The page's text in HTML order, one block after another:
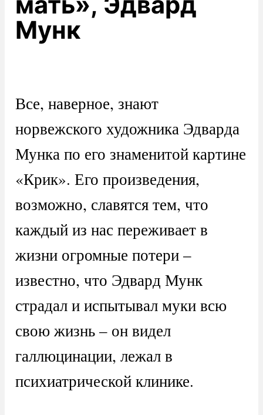
Мунк
Все, наверное, знают
норвежского художника Эдварда
Мунка по его знаменитой картине
«Крик». Его произведения,
возможно, славятся тем, что
каждый из нас переживает в
жизни огромные потери –
известно, что Эдвард Мунк
страдал и испытывал муки всю
свою жизнь – он видел
галлюцинации, лежал в
психиатрической клинике.